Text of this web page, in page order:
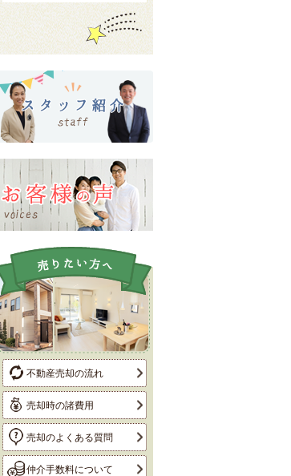
不動産売却の流れ
売却時の諸費用
売却のよくある質問
仲介手数料について